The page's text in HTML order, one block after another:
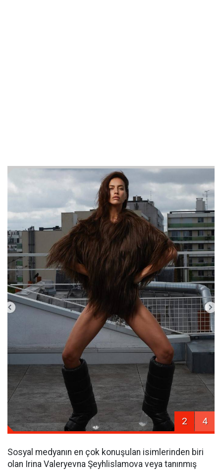
2 4
Sosyal medyanın en çok konuşulan isimlerinden biri
olan Irina Valeryevna Şeyhlislamova veya tanınmış